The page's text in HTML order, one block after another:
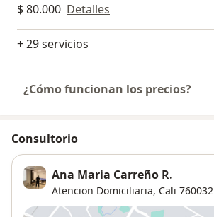
$ 80.000 Detalles
+ 29 servicios
¿Cómo funcionan los precios?
Consultorio
Ana Maria Carreño R.
Atencion Domiciliaria, Cali 760032